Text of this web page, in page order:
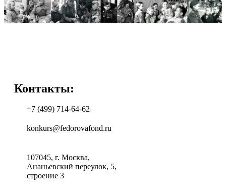
Контакты:
+7 (499) 714-64-62
konkurs@fedorovafond.ru
107045, г. Москва,
Ананьевский переулок, 5,
строение 3